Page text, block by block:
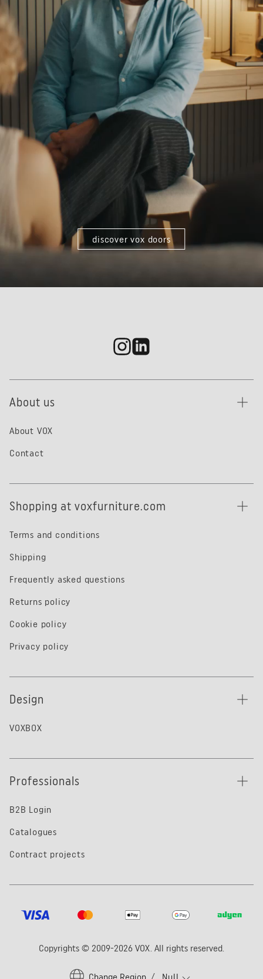
discover vox doors
About us
About VOX
Contact
Shopping at voxfurniture.com
Terms and conditions
Shipping
Frequently asked questions
Returns policy
Cookie policy
Privacy policy
Design
VOXBOX
Professionals
B2B Login
Catalogues
Contract projects
Copyrights © 2009-2026 VOX. All rights reserved.